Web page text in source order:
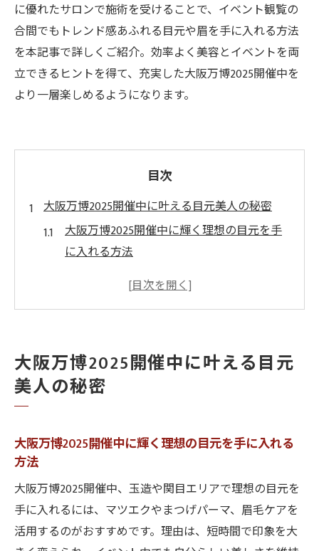
に優れたサロンで施術を受けることで、イベント観覧の
合間でもトレンド感あふれる目元や眉を手に入れる方法
を本記事で詳しくご紹介。効率よく美容とイベントを両
立できるヒントを得て、充実した大阪万博2025開催中を
より一層楽しめるようになります。
目次
大阪万博2025開催中に叶える目元美人の秘密
大阪万博2025開催中に輝く理想の目元を手
に入れる方法
まつげや眉毛ケアで大阪万博2025開催中の
イベント中でも大阪万博2025開催中に美し
さをキープ
アのコツ
大阪万博2025開催中に玉造関目で選ぶまつ
げパーマ
まつげパーマで大阪万博2025開催中の印象
大阪万博2025開催中に叶える目元
美人の秘密
大阪万博2025開催中に輝く理想の目元を手に入れる
方法
大阪万博2025開催中、玉造や関目エリアで理想の目元を
手に入れるには、マツエクやまつげパーマ、眉毛ケアを
活用するのがおすすめです。理由は、短時間で印象を大